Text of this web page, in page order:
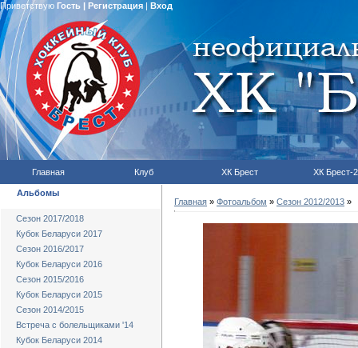
Приветствую Гость | Регистрация| Вход
Главная Клуб ХК Брест ХК Брест-2
Альбомы
Сезон 2017/2018
Кубок Беларуси 2017
Сезон 2016/2017
Кубок Беларуси 2016
Сезон 2015/2016
Кубок Беларуси 2015
Сезон 2014/2015
Встреча с болельщиками '14
Кубок Беларуси 2014
Главная » Фотоальбом » Сезон 2012/2013 »